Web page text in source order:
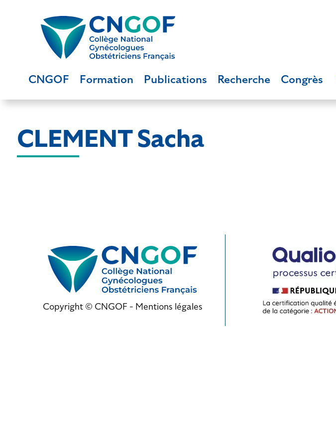
CNGOF Formation Publications Recherche Congrès
CLEMENT Sacha
Copyright © CNGOF - Mentions légales